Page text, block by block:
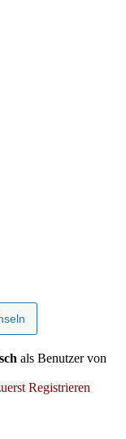
als Benutzer von
Registrieren